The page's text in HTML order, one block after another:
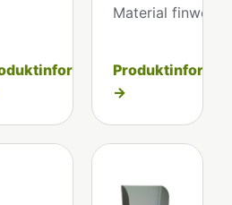
Material finwell.
→